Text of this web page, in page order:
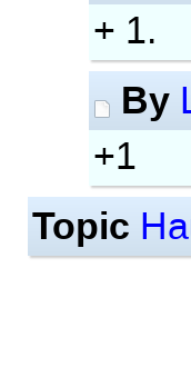
+ 1.
By
+1
Topic